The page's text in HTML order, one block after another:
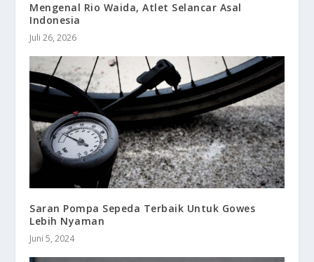
Mengenal Rio Waida, Atlet Selancar Asal
Indonesia
Juli 26, 2026
Saran Pompa Sepeda Terbaik Untuk Gowes
Lebih Nyaman
Juni 5, 2024